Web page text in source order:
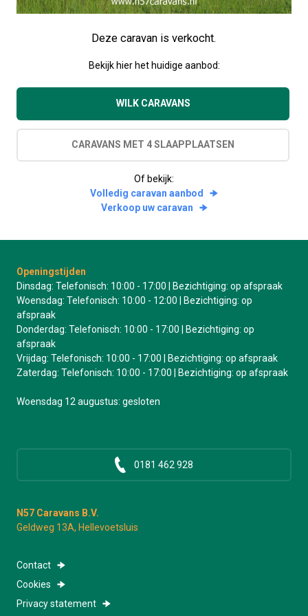
Deze caravan is verkocht.
Bekijk hier het huidige aanbod:
WILK CARAVANS
CARAVANS MET 4 SLAAPPLAATSEN
Of bekijk:
Volledig caravan aanbod
Verkoop uw caravan
Openingstijden
Dinsdag: Telefonisch: 10:00 - 17:00 | Bezichtiging: op afspraak
Woensdag: Telefonisch: 10:00 - 12:00 | Bezichtiging: op
afspraak
Donderdag: Telefonisch: 10:00 - 17:00 | Bezichtiging: op
afspraak
Vrijdag: Telefonisch: 10:00 - 17:00 | Bezichtiging: op afspraak
Zaterdag: Telefonisch: 10:00 - 17:00 | Bezichtiging: op afspraak
Woensdag 12 augustus: gesloten
0181 462 928
N57 Caravans B.V.
Geldweg 13A, Hellevoetsluis
Contact
Cookies
Privacy statement